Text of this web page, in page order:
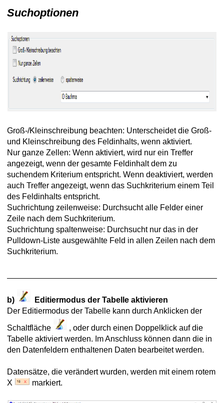
Suchoptionen
Groß-/Kleinschreibung beachten: Unterscheidet die Groß-
und Kleinschreibung des Feldinhalts, wenn aktiviert.
Nur ganze Zellen: Wenn aktiviert, wird nur ein Treffer
angezeigt, wenn der gesamte Feldinhalt dem zu
suchendem Kriterium entspricht. Wenn deaktiviert, werden
auch Treffer angezeigt, wenn das Suchkriterium einem Teil
des Feldinhalts entspricht.
Suchrichtung zeilenweise: Durchsucht alle Felder einer
Zeile nach dem Suchkriterium.
Suchrichtung spaltenweise: Durchsucht nur das in der
Pulldown-Liste ausgewählte Feld in allen Zeilen nach dem
Suchkriterium.
b)
Editiermodus der Tabelle aktivieren
Der Editiermodus der Tabelle kann durch Anklicken der
Schaltfläche
, oder durch einen Doppelklick auf die
Tabelle aktiviert werden. Im Anschluss können dann die in
den Datenfeldern enthaltenen Daten bearbeitet werden.
Datensätze, die verändert wurden, werden mit einem rotem
X
markiert.